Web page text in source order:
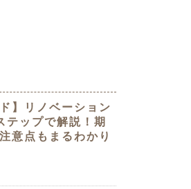
ン
】リノベーション
テップで解説！期
意点もまるわかり